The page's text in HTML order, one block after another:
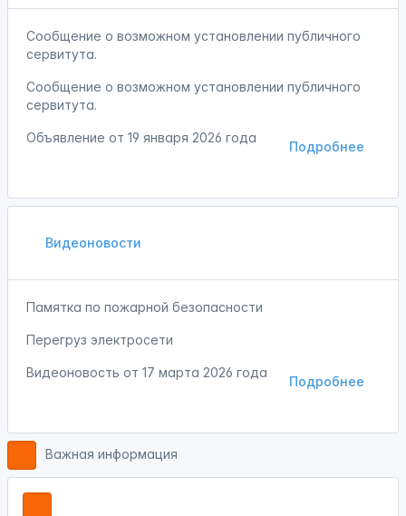
Сообщение о возможном установлении публичного
сервитута.
Сообщение о возможном установлении публичного
сервитута.
Подробнее
Объявление от 19 января 2026 года
Видеоновости
Памятка по пожарной безопасности
Перегруз электросети
Подробнее
Видеоновость от 17 марта 2026 года
Важная информация